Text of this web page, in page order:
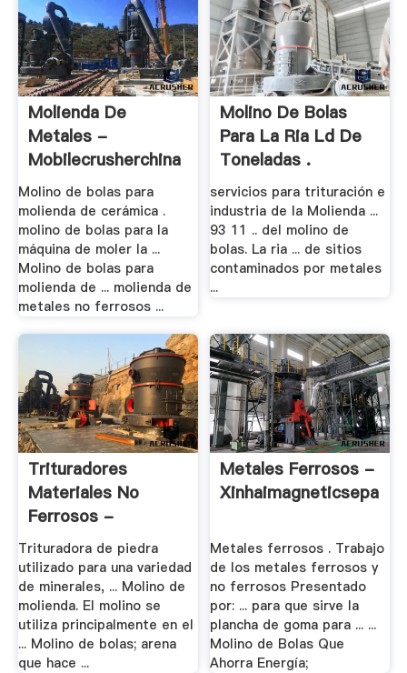
Molienda De
Metales -
Mobilecrusherchina
Molino de bolas para
molienda de cerámica .
molino de bolas para la
máquina de moler la ...
Molino de bolas para
molienda de ... molienda de
metales no ferrosos ...
Molino De Bolas
Para La Ria Ld De
Toneladas .
servicios para trituración e
industria de la Molienda ...
93 11 .. del molino de
bolas. La ria ... de sitios
contaminados por metales
...
Trituradores
Materiales No
Ferrosos -
Trituradora .
Trituradora de piedra
utilizado para una variedad
de minerales, ... Molino de
molienda. El molino se
utiliza principalmente en el
... Molino de bolas; arena
que hace ...
Metales Ferrosos -
Metales ferrosos . Trabajo
de los metales ferrosos y
no ferrosos Presentado
por: ... para que sirve la
plancha de goma para ... ...
Molino de Bolas Que
Ahorra Energía;